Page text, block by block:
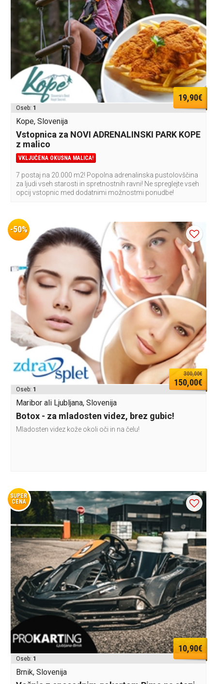
19,90€
Oseb: 1
Kope, Slovenija
Vstopnica za NOVI ADRENALINSKI PARK KOPE
z malico
VKLJUČENA OKUSNA MALICA!
7 postaj na 20.000 m2! Popolna adrenalinska pustolovščina
za ljudi vseh starosti in spretnostnih ravni! Ne spreglejte vseh
opcij vstopnic med dodatnimi možnostmi ponudbe!
-50%
300,00€
150,00€
Oseb: 1
Maribor ali Ljubljana, Slovenija
Botox - za mladosten videz, brez gubic!
Mladosten videz kože okoli oči in na čelu!
SUPER
CENA
10,90€
Oseb: 1
Brnik, Slovenija